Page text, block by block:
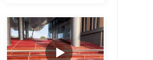
Thời lượng.:
Ngày: 2024-09-27